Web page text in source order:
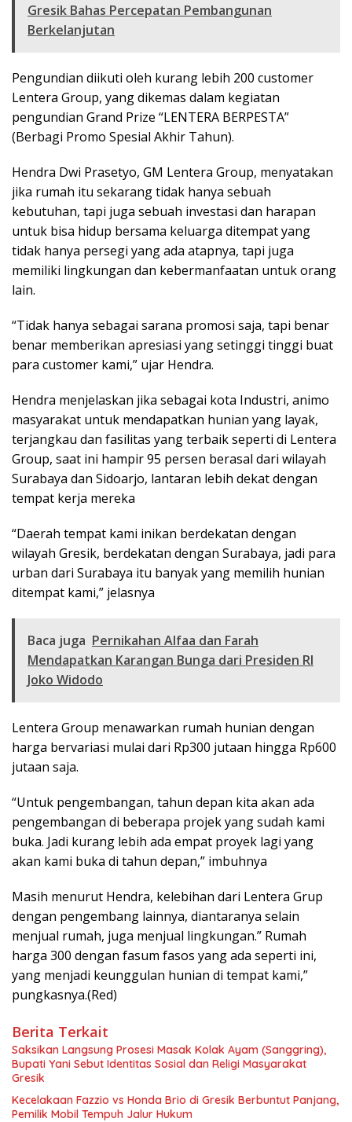
Gresik Bahas Percepatan Pembangunan
Berkelanjutan
Pengundian diikuti oleh kurang lebih 200 customer
Lentera Group, yang dikemas dalam kegiatan
pengundian Grand Prize “LENTERA BERPESTA”
(Berbagi Promo Spesial Akhir Tahun).
Hendra Dwi Prasetyo, GM Lentera Group, menyatakan
jika rumah itu sekarang tidak hanya sebuah
kebutuhan, tapi juga sebuah investasi dan harapan
untuk bisa hidup bersama keluarga ditempat yang
tidak hanya persegi yang ada atapnya, tapi juga
memiliki lingkungan dan kebermanfaatan untuk orang
lain.
“Tidak hanya sebagai sarana promosi saja, tapi benar
benar memberikan apresiasi yang setinggi tinggi buat
para customer kami,” ujar Hendra.
Hendra menjelaskan jika sebagai kota Industri, animo
masyarakat untuk mendapatkan hunian yang layak,
terjangkau dan fasilitas yang terbaik seperti di Lentera
Group, saat ini hampir 95 persen berasal dari wilayah
Surabaya dan Sidoarjo, lantaran lebih dekat dengan
tempat kerja mereka
“Daerah tempat kami inikan berdekatan dengan
wilayah Gresik, berdekatan dengan Surabaya, jadi para
urban dari Surabaya itu banyak yang memilih hunian
ditempat kami,” jelasnya
Baca juga Pernikahan Alfaa dan Farah
Mendapatkan Karangan Bunga dari Presiden RI
Joko Widodo
Lentera Group menawarkan rumah hunian dengan
harga bervariasi mulai dari Rp300 jutaan hingga Rp600
jutaan saja.
“Untuk pengembangan, tahun depan kita akan ada
pengembangan di beberapa projek yang sudah kami
buka. Jadi kurang lebih ada empat proyek lagi yang
akan kami buka di tahun depan,” imbuhnya
Masih menurut Hendra, kelebihan dari Lentera Grup
dengan pengembang lainnya, diantaranya selain
menjual rumah, juga menjual lingkungan.” Rumah
harga 300 dengan fasum fasos yang ada seperti ini,
yang menjadi keunggulan hunian di tempat kami,”
pungkasnya.(Red)
Berita Terkait
Saksikan Langsung Prosesi Masak Kolak Ayam (Sanggring),
Bupati Yani Sebut Identitas Sosial dan Religi Masyarakat
Gresik
Kecelakaan Fazzio vs Honda Brio di Gresik Berbuntut Panjang,
Pemilik Mobil Tempuh Jalur Hukum